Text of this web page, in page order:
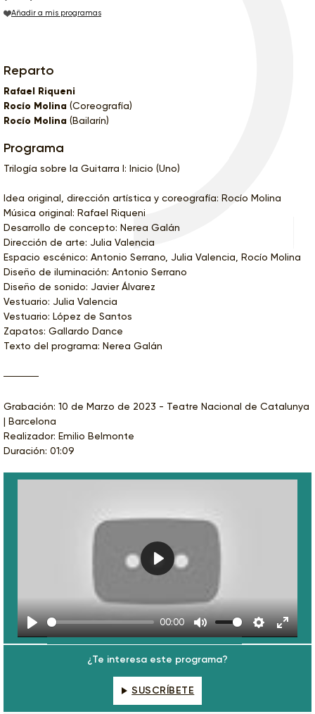
Añadir a mis programas
Reparto
Rafael Riqueni
Rocío Molina (Coreografía)
Rocío Molina (Bailarín)
Programa
Trilogía sobre la Guitarra I: Inicio (Uno)
Idea original, dirección artística y coreografía: Rocío Molina
Música original: Rafael Riqueni
Desarrollo de concepto: Nerea Galán
Dirección de arte: Julia Valencia
Espacio escénico: Antonio Serrano, Julia Valencia, Rocío Molina
Diseño de iluminación: Antonio Serrano
Diseño de sonido: Javier Álvarez
Vestuario: Julia Valencia
Vestuario: López de Santos
Zapatos: Gallardo Dance
Texto del programa: Nerea Galán
Grabación: 10 de Marzo de 2023 - Teatre Nacional de Catalunya
| Barcelona
Realizador: Emilio Belmonte
Duración: 01:09
Play
00:00
Mute Settings
Enter
Play
¿Te interesa este programa?
SUSCRÍBETE